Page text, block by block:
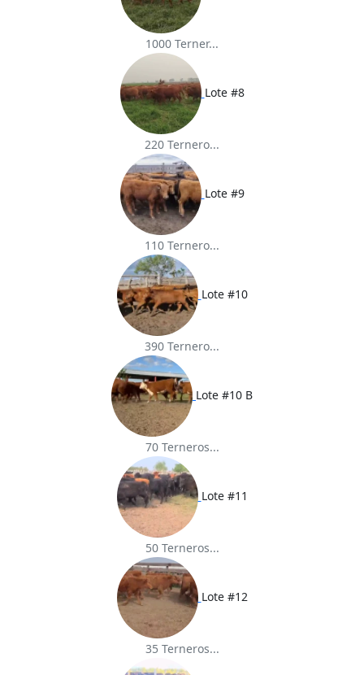
1000 Terner...
Lote #8
220 Ternero...
Lote #9
110 Ternero...
Lote #10
390 Ternero...
Lote #10 B
70 Terneros...
Lote #11
50 Terneros...
Lote #12
35 Terneros...